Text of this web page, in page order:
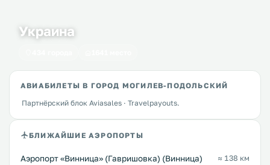
Украина
АВИАБИЛЕТЫ В ГОРОД МОГИЛЕВ-ПОДОЛЬСКИЙ
Партнёрский блок Aviasales · Travelpayouts.
БЛИЖАЙШИЕ АЭРОПОРТЫ
Аэропорт «Винница» (Гавришовка) (Винница) ≈ 138 км